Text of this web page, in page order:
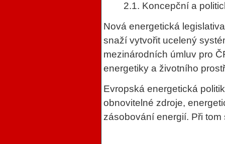
2.1. Koncepční a
Nová energetická
snaží vytvořit ucelený
mezinárodních úmluv pro
energetiky a životního
Evropská energetická
obnovitelné zdroje,
zásobování energií. Při